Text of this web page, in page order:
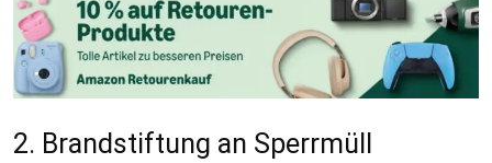
2. Brandstiftung an Sperrmüll